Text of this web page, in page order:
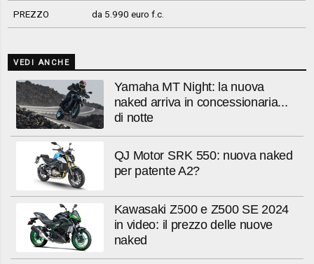
PREZZO da 5.990 euro f.c.
VEDI ANCHE
Yamaha MT Night: la nuova
naked arriva in concessionaria...
di notte
QJ Motor SRK 550: nuova naked
per patente A2?
Kawasaki Z500 e Z500 SE 2024
in video: il prezzo delle nuove
naked